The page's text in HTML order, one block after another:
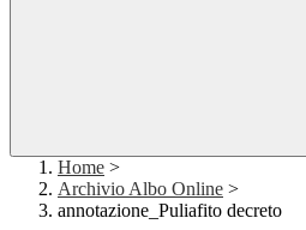
Home >
Archivio Albo Online >
annotazione_Puliafito decreto